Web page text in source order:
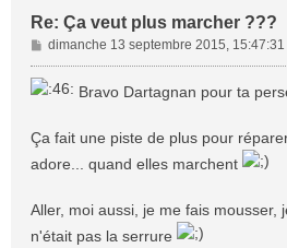
Re: Ça veut plus marcher ???
M
e
s
g
e
dimanche 13 septembre 2015, 15:47:31
Bravo Dartagnan pour ta
Ça fait une piste de plus pour
adore... quand elles marchent
Aller, moi aussi, je me fais mousser,
n'était pas la serrure